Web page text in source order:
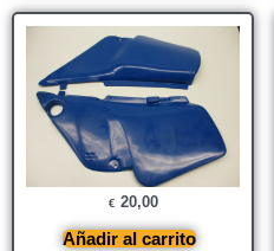
€ 20,00
Añadir al carrito